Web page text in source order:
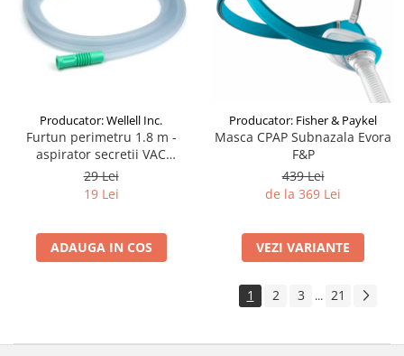
Producator: Wellell Inc.
Furtun perimetru 1.8 m -
aspirator secretii VAC
Pro/Maxi/Plus
29 Lei
19 Lei
ADAUGA IN COS
Producator: Fisher & Paykel
Masca CPAP Subnazala Evora
F&P
439 Lei
de la 369 Lei
VEZI VARIANTE
1 2 3 ... 21